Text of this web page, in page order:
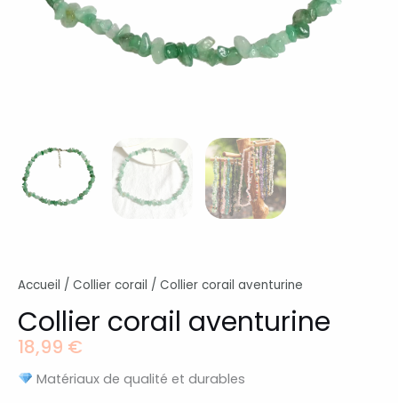
Accueil / Collier corail / Collier corail aventurine
Collier corail aventurine
18,99 €
Matériaux de qualité et durables